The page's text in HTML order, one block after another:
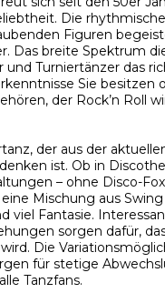
Die
Figuren
Das breite Spektrum
Turniertänzer das
Sie besitzen
der Rock’n Roll
der aus der
ist. Ob in
– ohne Disco-
Mischung aus
viel Fantasie.
sorgen dafür,
Die
für stetige
Tanzfans.